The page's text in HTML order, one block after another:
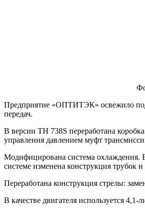
Предприятие «ОПТИТЭК» освежило
передач.
В версии TH 738S переработана
управления давлением муфт
Модифицирована система охлаждения.
системе изменена конструкция трубок
Переработана конструкция стрелы:
В качестве двигателя используется